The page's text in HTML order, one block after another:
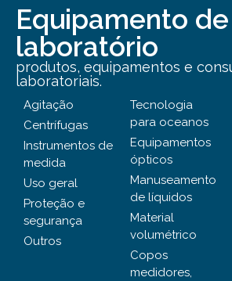
Equipamento de
laboratório
produtos, equipamentos e
laboratoriais.
Agitação
Centrífugas
Instrumentos de
medida
Uso geral
Proteção e
segurança
Outros
Tecnologia
para oceanos
Equipamentos
ópticos
Manuseamento
de líquidos
Material
volumétrico
Copos
medidores,